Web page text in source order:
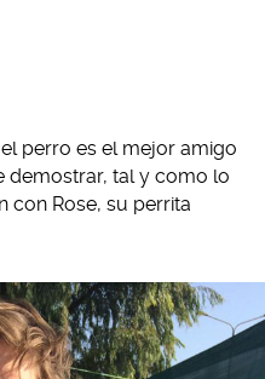
perro es el mejor amigo
demostrar, tal y como lo
con Rose, su perrita